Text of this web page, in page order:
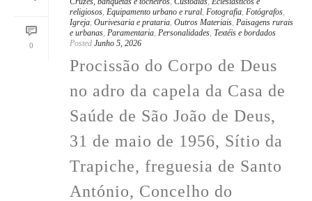
0
religiosos, Equipamento urbano e rural, Fotografia, Fotógrafos,
Igreja, Ourivesaria e prataria, Outros Materiais, Paisagens rurais
e urbanas, Paramentaria, Personalidades, Textéis e bordados
Posted Junho 5, 2026
Procissão do Corpo de Deus
no adro da capela da Casa de
Saúde de São João de Deus,
31 de maio de 1956, Sítio da
Trapiche, freguesia de Santo
António, Concelho do